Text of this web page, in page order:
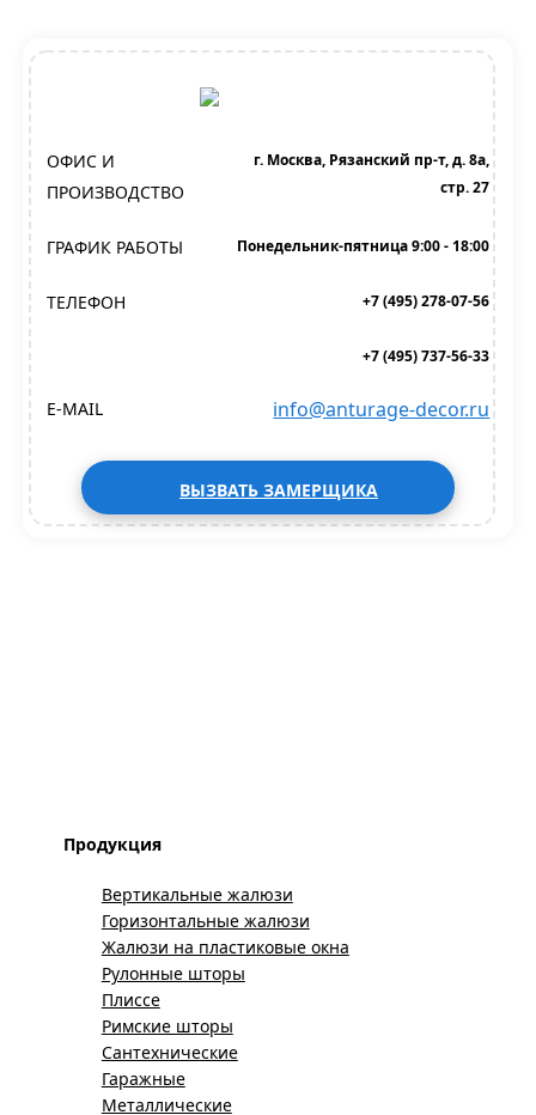
ОФИС И
ПРОИЗВОДСТВО
г. Москва, Рязанский пр-т, д. 8а,
стр. 27
ГРАФИК РАБОТЫ Понедельник-пятница 9:00 - 18:00
ТЕЛЕФОН +7 (495) 278-07-56
+7 (495) 737-56-33
E-MAIL info@anturage-decor.ru
ВЫЗВАТЬ ЗАМЕРЩИКА
Продукция
Вертикальные жалюзи
Горизонтальные жалюзи
Жалюзи на пластиковые окна
Рулонные шторы
Плиссе
Римские шторы
Сантехнические
Гаражные
Металлические